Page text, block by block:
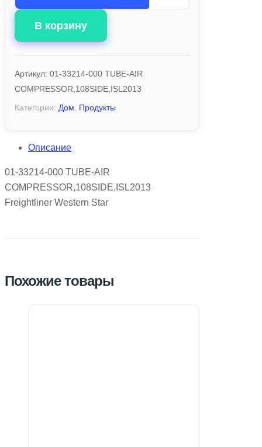
В корзину
Артикул: 01-33214-000 TUBE-AIR
COMPRESSOR,108SIDE,ISL2013
Категории: Дом Продукты
Описание
01-33214-000 TUBE-AIR
COMPRESSOR,108SIDE,ISL2013
Freightliner Western Star
Похожие товары